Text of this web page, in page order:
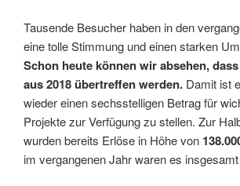
Tausende Besucher haben in den
eine tolle Stimmung und einen starken
Schon heute können wir absehen,
aus 2018 übertreffen werden. Damit ist
wieder einen sechsstelligen Betrag für
Projekte zur Verfügung zu stellen. Zur
wurden bereits Erlöse in Höhe von
im vergangenen Jahr waren es